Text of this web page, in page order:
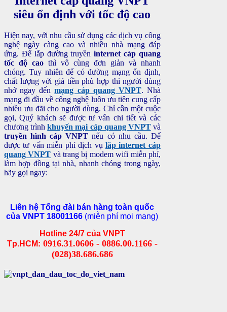
siêu ổn định với tốc độ cao
Hiện nay, với nhu cầu sử dụng các dịch vụ công
nghệ ngày càng cao và nhiều nhà mạng đáp
ứng. Để lắp đường truyềninternet cáp quang
tốc độ caothì vô cùng đơn giản và nhanh
chóng. Tuy nhiên để có đường mạng ổn định,
chất lượng với giá tiền phù hợp thì người dùng
nhớ ngay đếnmạng cáp quang VNPT. Nhà
mạng đi đầu về công nghệ luôn ưu tiên cung cấp
nhiều ưu đãi cho người dùng. Chỉ cần một cuộc
gọi, Quý khách sẽ được tư vấn chi tiết và các
chương trìnhkhuyến mại cáp quang VNPTvà
truyền hình cáp VNPT nếu có nhu cầu. Để
được tư vấn miễn phí dịch vụlắp internet cáp
quang VNPT và trang bị modem wifi miễn phí,
làm hợp đồng tại nhà, nhanh chóng trong ngày,
hãy gọi ngay:
Liên hệ Tổng đài bán hàng toàn quốc
của VNPT 18001166 (miễn phí mọi mạng)
Hotline 24/7 của VNPT
Tp.HCM: 0916.31.0606 - 0886.00.1166 -
(028)38.686.686